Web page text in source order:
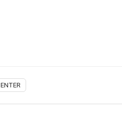
ENTER